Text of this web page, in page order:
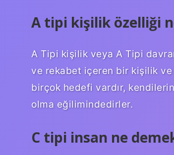
A tipi kişilik özelliği
A Tipi kişilik veya A Tipi
ve rekabet içeren bir kişilik ve
birçok hedefi vardır,
olma eğilimindedirler.
C tipi insan ne